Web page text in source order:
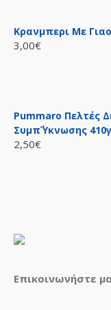
Κρανμπερι Με
3,00€
Pummaro Πελτές
Συμπ΄ύκνωσης
2,50€
Επικοινωνήστε